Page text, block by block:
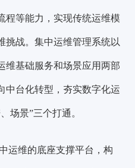
程等能力，实现传统运维模
挑战。集中运维管理系统以
维基础服务和场景应用两部
中台化转型，夯实数字化运
场景”三个打通。
运维的底座支撑平台，构